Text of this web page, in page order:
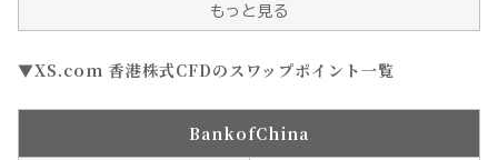
もっと見る
XS.com 香港株式CFDのスワップポイント一覧
BankofChina